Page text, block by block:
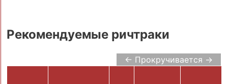
Рекомендуемые ричтраки
← Прокручивается →